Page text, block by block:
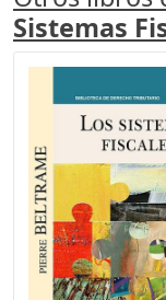
Sistemas